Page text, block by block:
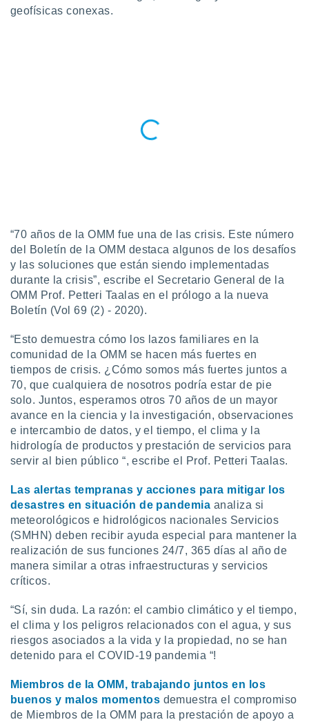
en
cookies
aceptar
de
En
de que
sean
el sitio
se
para
ni para
o
aunque
no
Puedes
abono
geofísicas conexas.
“70 años de la OMM fue una de las crisis. Este número
del Boletín de la OMM destaca algunos de los desafíos
y las soluciones que están siendo implementadas
durante la crisis”, escribe el Secretario General de la
OMM Prof. Petteri Taalas en el prólogo a la nueva
Boletín (Vol 69 (2) - 2020).
“Esto demuestra cómo los lazos familiares en la
comunidad de la OMM se hacen más fuertes en
tiempos de crisis. ¿Cómo somos más fuertes juntos a
70, que cualquiera de nosotros podría estar de pie
solo. Juntos, esperamos otros 70 años de un mayor
avance en la ciencia y la investigación, observaciones
e intercambio de datos, y el tiempo, el clima y la
hidrología de productos y prestación de servicios para
servir al bien público “, escribe el Prof. Petteri Taalas.
Las alertas tempranas y acciones para mitigar los
desastres en situación de pandemia analiza si
meteorológicos e hidrológicos nacionales Servicios
(SMHN) deben recibir ayuda especial para mantener la
realización de sus funciones 24/7, 365 días al año de
manera similar a otras infraestructuras y servicios
críticos.
“Sí, sin duda. La razón: el cambio climático y el tiempo,
el clima y los peligros relacionados con el agua, y sus
riesgos asociados a la vida y la propiedad, no se han
detenido para el COVID-19 pandemia “!
Miembros de la OMM, trabajando juntos en los
buenos y malos momentos demuestra el compromiso
de Miembros de la OMM para la prestación de apoyo a